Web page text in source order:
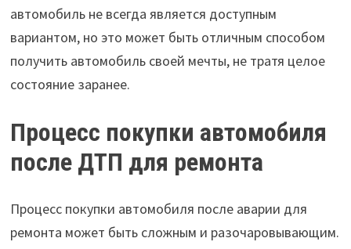
автомобиль не всегда является доступным
вариантом, но это может быть отличным способом
получить автомобиль своей мечты, не тратя целое
состояние заранее.
Процесс покупки автомобиля
после ДТП для ремонта
Процесс покупки автомобиля после аварии для
ремонта может быть сложным и разочаровывающим.